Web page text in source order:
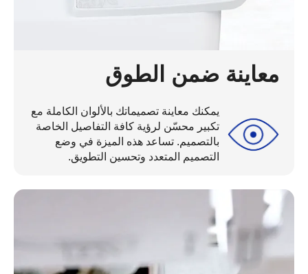
معاينة ضمن الطوق
يمكنك معاينة تصميماتك بالألوان الكاملة مع
تكبير محسّن لرؤية كافة التفاصيل الخاصة
بالتصميم. تساعد هذه الميزة في وضع
التصميم المتعدد وتحسين التطويق.